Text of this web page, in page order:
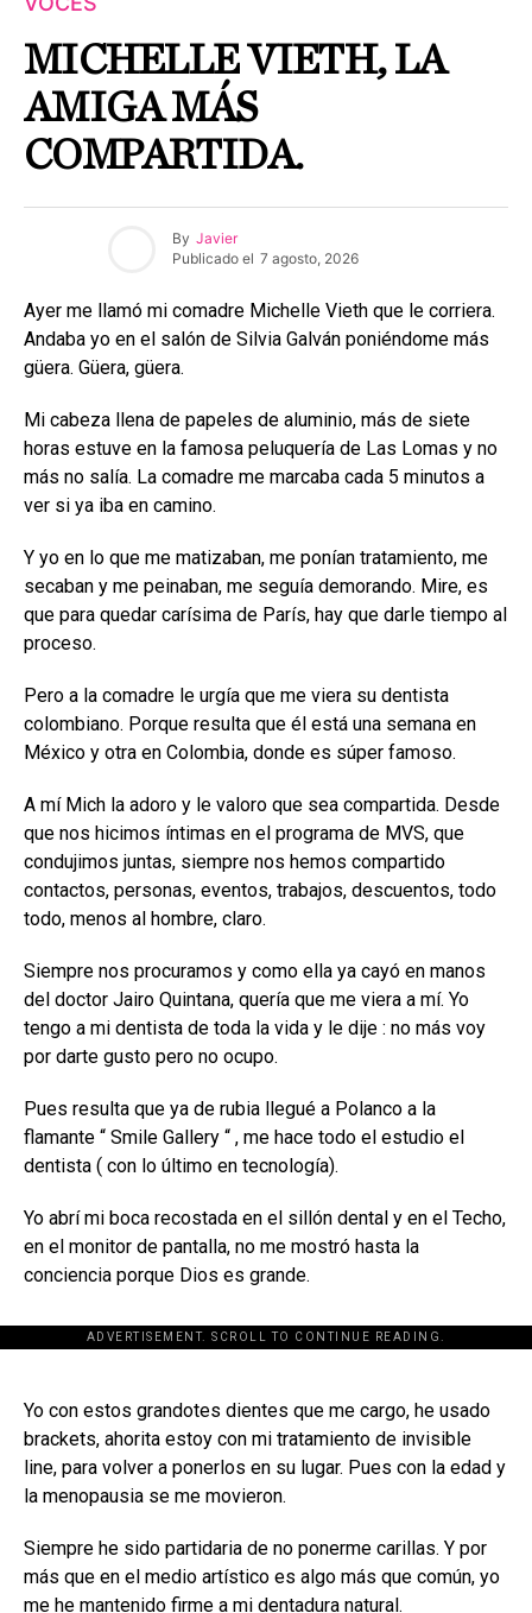
MICHELLE VIETH, LA
AMIGA MÁS
COMPARTIDA.
By Javier
Publicado el 7 agosto, 2026
Ayer me llamó mi comadre Michelle Vieth que le corriera.
Andaba yo en el salón de Silvia Galván poniéndome más
güera. Güera, güera.
Mi cabeza llena de papeles de aluminio, más de siete
horas estuve en la famosa peluquería de Las Lomas y no
más no salía. La comadre me marcaba cada 5 minutos a
ver si ya iba en camino.
Y yo en lo que me matizaban, me ponían tratamiento, me
secaban y me peinaban, me seguía demorando. Mire, es
que para quedar carísima de París, hay que darle tiempo al
proceso.
Pero a la comadre le urgía que me viera su dentista
colombiano. Porque resulta que él está una semana en
México y otra en Colombia, donde es súper famoso.
A mí Mich la adoro y le valoro que sea compartida. Desde
que nos hicimos íntimas en el programa de MVS, que
condujimos juntas, siempre nos hemos compartido
contactos, personas, eventos, trabajos, descuentos, todo
todo, menos al hombre, claro.
Siempre nos procuramos y como ella ya cayó en manos
del doctor Jairo Quintana, quería que me viera a mí. Yo
tengo a mi dentista de toda la vida y le dije : no más voy
por darte gusto pero no ocupo.
Pues resulta que ya de rubia llegué a Polanco a la
flamante “ Smile Gallery “ , me hace todo el estudio el
dentista ( con lo último en tecnología).
Yo abrí mi boca recostada en el sillón dental y en el Techo,
en el monitor de pantalla, no me mostró hasta la
conciencia porque Dios es grande.
ADVERTISEMENT. SCROLL TO CONTINUE READING.
[adsforwp id="243463"]
Yo con estos grandotes dientes que me cargo, he usado
brackets, ahorita estoy con mi tratamiento de invisible
line, para volver a ponerlos en su lugar. Pues con la edad y
la menopausia se me movieron.
Siempre he sido partidaria de no ponerme carillas. Y por
más que en el medio artístico es algo más que común, yo
me he mantenido firme a mi dentadura natural.